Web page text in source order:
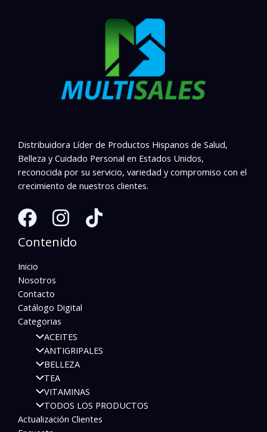
Distribuidora Líder de Productos Hispanos de Salud,
Belleza y Cuidado Personal en Estados Unidos,
reconocida por su servicio, variedad y compromiso con el
crecimiento de nuestros clientes.
Contenido
Inicio
Nosotros
Contacto
Catálogo Digital
Categorias
ACEITES
ANTIGRIPALES
BELLEZA
TEA
VITAMINAS
TODOS LOS PRODUCTOS
Actualización Clientes